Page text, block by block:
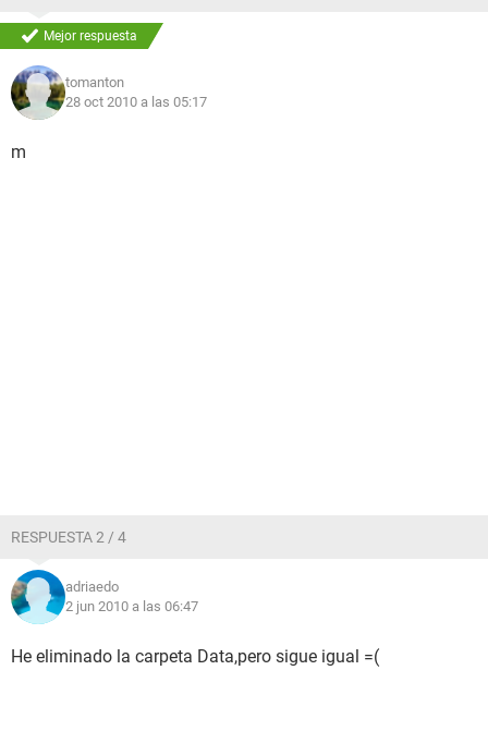
Mejor respuesta
tomanton
28 oct 2010 a las 05:17
m
RESPUESTA 2 / 4
adriaedo
2 jun 2010 a las 06:47
He eliminado la carpeta Data,pero sigue igual =(